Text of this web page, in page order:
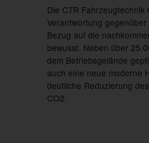
Die CTR Fahrzeugtechnik
Verantwortung
Bezug auf die
bewusst. Neben über
dem Betriebsgelände
auch eine neue moderne
deutliche Reduzierung
CO2.